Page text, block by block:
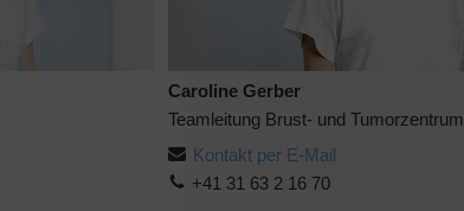
Caroline Gerber
Teamleitung Brust- und Tumorzentrum
Kontakt per E-Mail
+41 31 63 2 16 70